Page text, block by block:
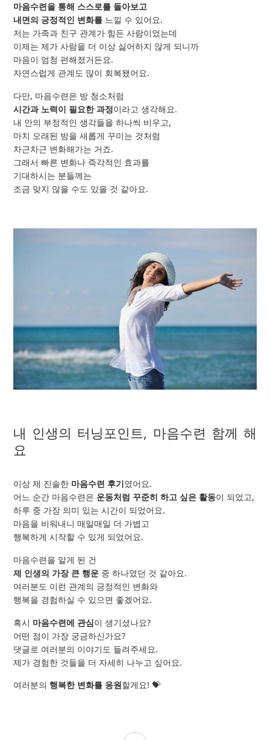
마음수련을 통해 스스로를 돌아보고
내면의 긍정적인 변화를 느낄 수 있어요.
저는 가족과 친구 관계가 힘든 사람이었는데
이제는 제가 사람을 더 이상 싫어하지 않게 되니까
마음이 엄청 편해졌거든요.
자연스럽게 관계도 많이 회복됐어요.
다만, 마음수련은 방 청소처럼
시간과 노력이 필요한 과정이라고 생각해요.
내 안의 부정적인 생각들을 하나씩 비우고,
마치 오래된 방을 새롭게 꾸미는 것처럼
차근차근 변화해가는 거죠.
그래서 빠른 변화나 즉각적인 효과를
기대하시는 분들께는
조금 맞지 않을 수도 있을 것 같아요.
내 인생의 터닝포인트, 마음수련 함께 해
요
이상 제 진솔한 마음수련 후기였어요.
어느 순간 마음수련은 운동처럼 꾸준히 하고 싶은 활동이 되었고,
하루 중 가장 의미 있는 시간이 되었어요.
마음을 비워내니 매일매일 더 가볍고
행복하게 시작할 수 있게 되었어요.
마음수련을 알게 된 건
제 인생의 가장 큰 행운 중 하나였던 것 같아요.
여러분도 이런 관계의 긍정적인 변화와
행복을 경험하실 수 있으면 좋겠어요.
혹시 마음수련에 관심이 생기셨나요?
어떤 점이 가장 궁금하신가요?
댓글로 여러분의 이야기도 들려주세요.
제가 경험한 것들을 더 자세히 나누고 싶어요.
여러분의행복한 변화를 응원할게요! 💝